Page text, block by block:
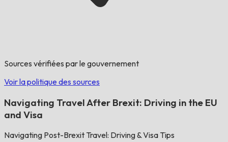
Sources vérifiées par le gouvernement
Voir la politique des sources
Navigating Travel After Brexit: Driving in the EU
and Visa
Navigating Post-Brexit Travel: Driving & Visa Tips